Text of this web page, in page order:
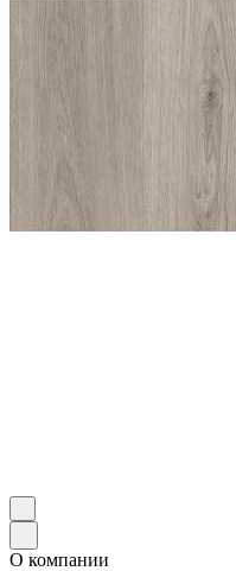
О компании